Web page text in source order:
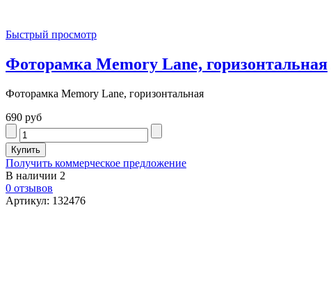
Быстрый просмотр
Фоторамка Memory Lane, горизонтальная
Фоторамка Memory Lane, горизонтальная
690 руб
Получить коммерческое предложение
В наличии 2
0 отзывов
Артикул: 132476